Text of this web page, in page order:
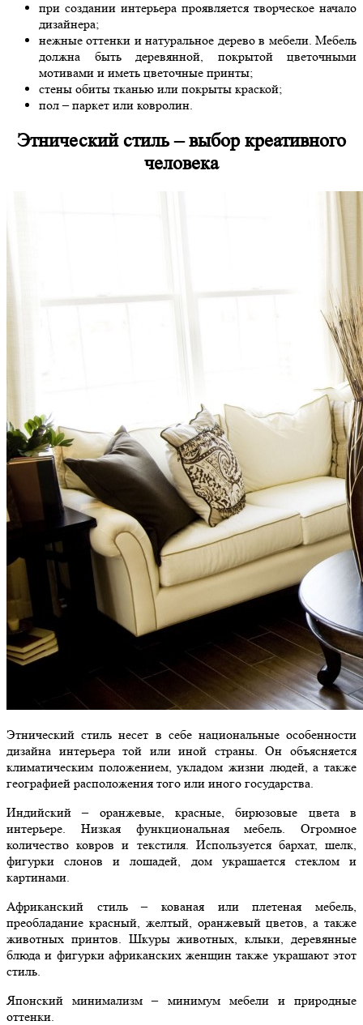
при создании интерьера проявляется творческое начало
дизайнера;
нежные оттенки и натуральное дерево в мебели. Мебель
должна быть деревянной, покрытой цветочными
мотивами и иметь цветочные принты;
стены обиты тканью или покрыты краской;
пол – паркет или ковролин.
Этнический стиль – выбор креативного
человека
Этнический стиль несет в себе национальные особенности
дизайна интерьера той или иной страны. Он объясняется
климатическим положением, укладом жизни людей, а также
географией расположения того или иного государства.
Индийский – оранжевые, красные, бирюзовые цвета в
интерьере. Низкая функциональная мебель. Огромное
количество ковров и текстиля. Используется бархат, шелк,
фигурки слонов и лошадей, дом украшается стеклом и
картинами.
Африканский стиль – кованая или плетеная мебель,
преобладание красный, желтый, оранжевый цветов, а также
животных принтов. Шкуры животных, клыки, деревянные
блюда и фигурки африканских женщин также украшают этот
стиль.
Японский минимализм – минимум мебели и природные
оттенки.